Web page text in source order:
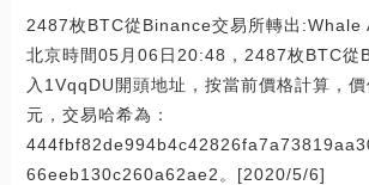
2487枚BTC從Binance交易所轉出:Whale
北京時間05月06日20:48，2487枚BTC從
入1VqqDU開頭地址，按當前價格計算，
元，交易哈希為：
66eeb130c260a62ae2。[2020/5/6]